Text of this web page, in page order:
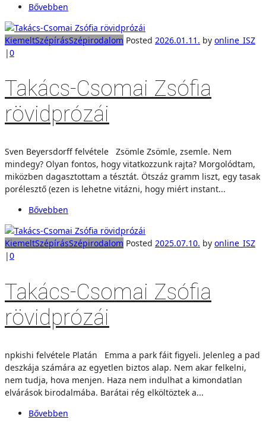
Bővebben
KiemeltSzépírásSzépirodalom Posted 2026.01.11. by online_ISZ
|0
Takács-Csomai Zsófia
rövidprózái
Sven Beyersdorff felvétele Zsömle Zsömle, zsemle. Nem
mindegy? Olyan fontos, hogy vitatkozzunk rajta? Morgolódtam,
miközben dagasztottam a tésztát. Ötszáz gramm liszt, egy tasak
porélesztő (ezen is lehetne vitázni, hogy miért instant...
Bővebben
KiemeltSzépírásSzépirodalom Posted 2025.07.10. by online_ISZ
|0
Takács-Csomai Zsófia
rövidprózái
npkishi felvétele Platán Emma a park fáit figyeli. Jelenleg a pad
deszkája számára az egyetlen biztos alap. Nem akar felkelni,
nem tudja, hova menjen. Haza nem indulhat a kimondatlan
elvárások birodalmába. Barátai rég elköltöztek a...
Bővebben